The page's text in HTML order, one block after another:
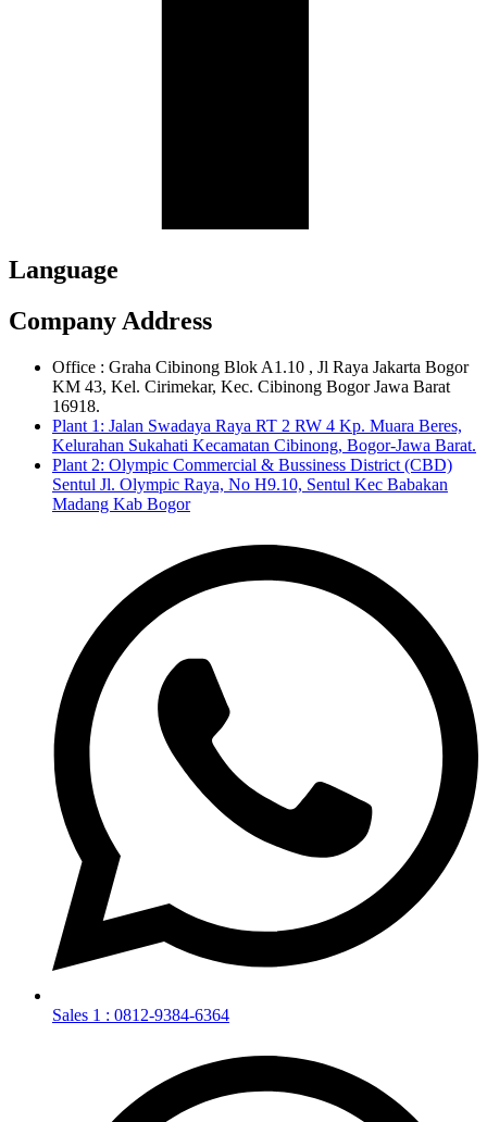
Language
Company Address
Office : Graha Cibinong Blok A1.10 , Jl Raya Jakarta Bogor
KM 43, Kel. Cirimekar, Kec. Cibinong Bogor Jawa Barat
16918.
Plant 1: Jalan Swadaya Raya RT 2 RW 4 Kp. Muara Beres,
Kelurahan Sukahati Kecamatan Cibinong, Bogor-Jawa Barat.
Plant 2: Olympic Commercial & Bussiness District (CBD)
Sentul Jl. Olympic Raya, No H9.10, Sentul Kec Babakan
Madang Kab Bogor
Sales 1 : 0812-9384-6364